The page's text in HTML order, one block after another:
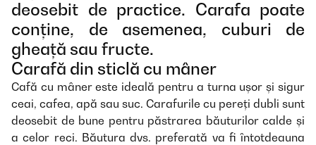
deosebit de practice. Carafa poate
conține, de asemenea, cuburi de
gheață sau fructe.
Carafă din sticlă cu mâner
Cafă cu mâner este ideală pentru a turna ușor și sigur
ceai, cafea, apă sau suc. Carafurile cu pereți dubli sunt
deosebit de bune pentru păstrarea băuturilor calde și
a celor reci. Băutura dvs. preferată va fi întotdeauna